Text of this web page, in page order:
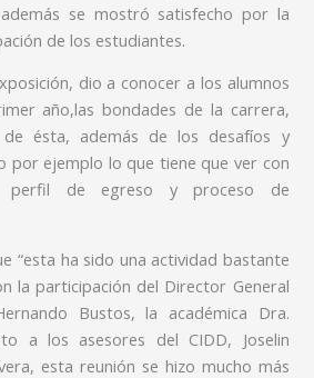
se mostró satisfecho por la
de los estudiantes.
dio a conocer a los alumnos
año,las bondades de la carrera,
ésta, además de los desafíos y
por ejemplo lo que tiene que ver con
perfil de egreso y proceso de
“esta ha sido una actividad bastante
la participación del Director General
Bustos, la académica Dra.
a los asesores del CIDD, Joselin
esta reunión se hizo mucho más